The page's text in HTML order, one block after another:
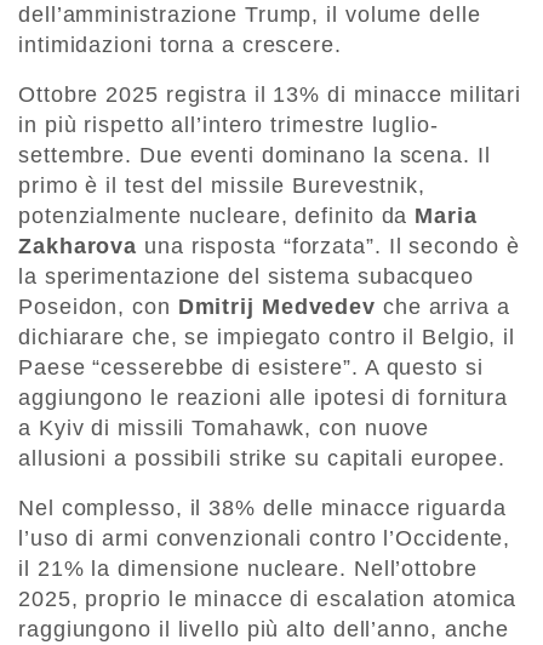
dell’amministrazione Trump, il volume delle
intimidazioni torna a crescere.
Ottobre 2025 registra il 13% di minacce militari
in più rispetto all’intero trimestre luglio-
settembre. Due eventi dominano la scena. Il
primo è il test del missile Burevestnik,
potenzialmente nucleare, definito da Maria
Zakharova una risposta “forzata”. Il secondo è
la sperimentazione del sistema subacqueo
Poseidon, con Dmitrij Medvedev che arriva a
dichiarare che, se impiegato contro il Belgio, il
Paese “cesserebbe di esistere”. A questo si
aggiungono le reazioni alle ipotesi di fornitura
a Kyiv di missili Tomahawk, con nuove
allusioni a possibili strike su capitali europee.
Nel complesso, il 38% delle minacce riguarda
l’uso di armi convenzionali contro l’Occidente,
il 21% la dimensione nucleare. Nell’ottobre
2025, proprio le minacce di escalation atomica
raggiungono il livello più alto dell’anno, anche